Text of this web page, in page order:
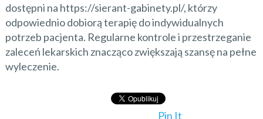
dostępni na https://sierant-gabinety.pl/, którzy
odpowiednio dobiorą terapię do indywidualnych
potrzeb pacjenta. Regularne kontrole i przestrzeganie
zaleceń lekarskich znacząco zwiększają szansę na pełne
wyleczenie.
Pin It